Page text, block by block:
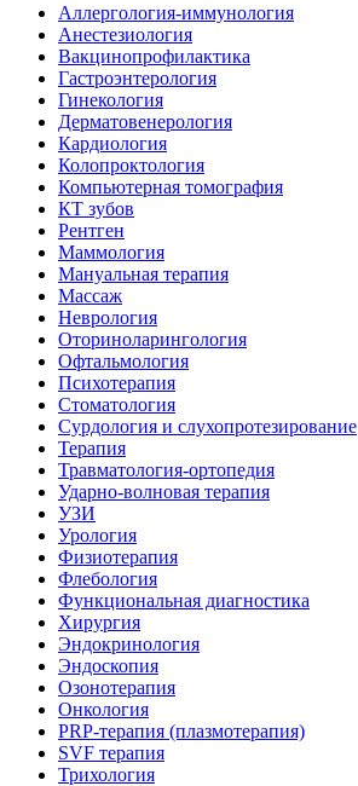
Аллергология-иммунология
Анестезиология
Вакцинопрофилактика
Гастроэнтерология
Гинекология
Дерматовенерология
Кардиология
Колопроктология
Компьютерная томография
КТ зубов
Рентген
Маммология
Мануальная терапия
Массаж
Неврология
Оториноларингология
Офтальмология
Психотерапия
Стоматология
Сурдология и слухопротезирование
Терапия
Травматология-ортопедия
Ударно-волновая терапия
УЗИ
Урология
Физиотерапия
Флебология
Функциональная диагностика
Хирургия
Эндокринология
Эндоскопия
Озонотерапия
Онкология
PRP-терапия (плазмотерапия)
SVF терапия
Трихология